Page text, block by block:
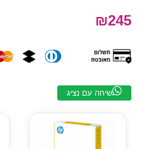
₪245
שיחה עם נציג